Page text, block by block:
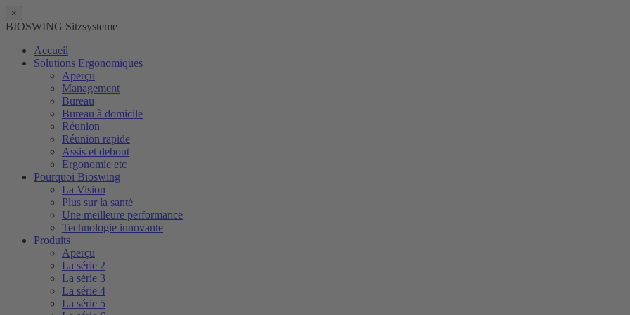
×
BIOSWING Sitzsysteme
Accueil
Solutions Ergonomiques
Aperçu
Management
Bureau
Bureau à domicile
Réunion
Réunion rapide
Assis et debout
Ergonomie etc
Pourquoi Bioswing
La Vision
Plus sur la santé
Une meilleure performance
Technologie innovante
Produits
Aperçu
La série 2
La série 3
La série 4
La série 5